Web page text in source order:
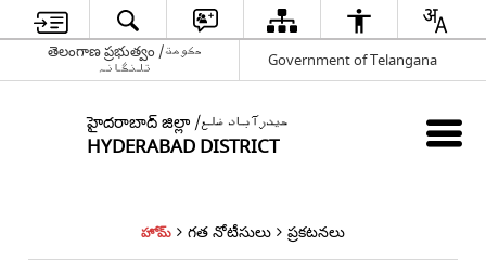
తెలంగాణ ప్రభుత్వం /حکومت
تلنگانہ
Government of Telangana
హైదరాబాద్ జిల్లా /حیدرآباد ضلع
HYDERABAD DISTRICT
హోమ్ గత నోటీసులు ప్రకటనలు